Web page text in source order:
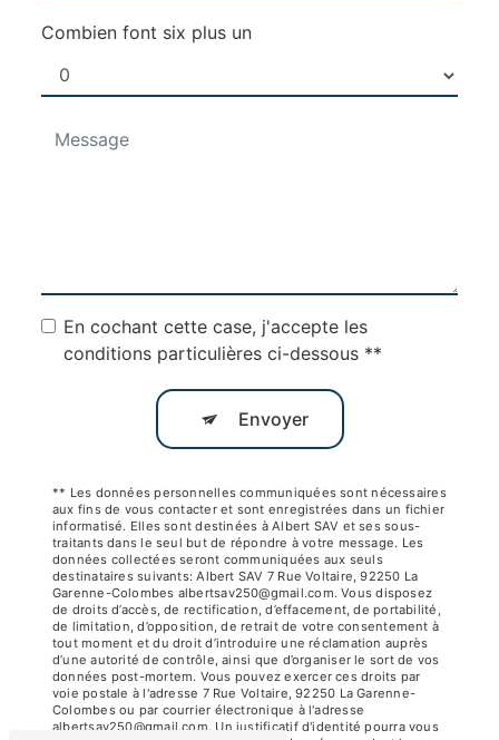
Combien font six plus un
En cochant cette case, j'accepte les
conditions particulières ci-dessous **
Envoyer
** Les données personnelles communiquées sont nécessaires
aux fins de vous contacter et sont enregistrées dans un fichier
informatisé. Elles sont destinées à Albert SAV et ses sous-
traitants dans le seul but de répondre à votre message. Les
données collectées seront communiquées aux seuls
destinataires suivants: Albert SAV 7 Rue Voltaire, 92250 La
Garenne-Colombes albertsav250@gmail.com. Vous disposez
de droits d’accès, de rectification, d’effacement, de portabilité,
de limitation, d’opposition, de retrait de votre consentement à
tout moment et du droit d’introduire une réclamation auprès
d’une autorité de contrôle, ainsi que d’organiser le sort de vos
données post-mortem. Vous pouvez exercer ces droits par
voie postale à l'adresse 7 Rue Voltaire, 92250 La Garenne-
Colombes ou par courrier électronique à l'adresse
albertsav250@gmail.com. Un justificatif d'identité pourra vous